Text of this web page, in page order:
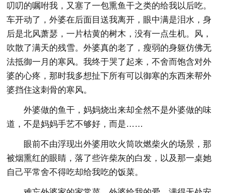
叨叨的嘱咐我，又塞了一包熏鱼干之类的给我以后吃。
车开动了，外婆在后面目送我离开，眼中满是泪水，身
后是北风萧瑟，一片枯黄的树木，没有一点生机。风，
吹散了满天的残雪。外婆真的老了，瘦弱的身躯仿佛无
法抵御一月的寒风。我终于哭了起来，不舍而饱含对外
婆的心疼，那时我多想扯下所有可以御寒的东西来帮外
婆挡住这刺骨的寒风。
外婆做的鱼干，妈妈烧出来却全然不是外婆做的味
道，不是妈妈手艺不够好，而是……
眼前不由浮现出外婆用吹火筒吹燃柴火的场景，那
被烟熏红的眼睛，落了些许柴灰的白发，以及那一桌她
自己平常舍不得吃却给我吃的饭菜。